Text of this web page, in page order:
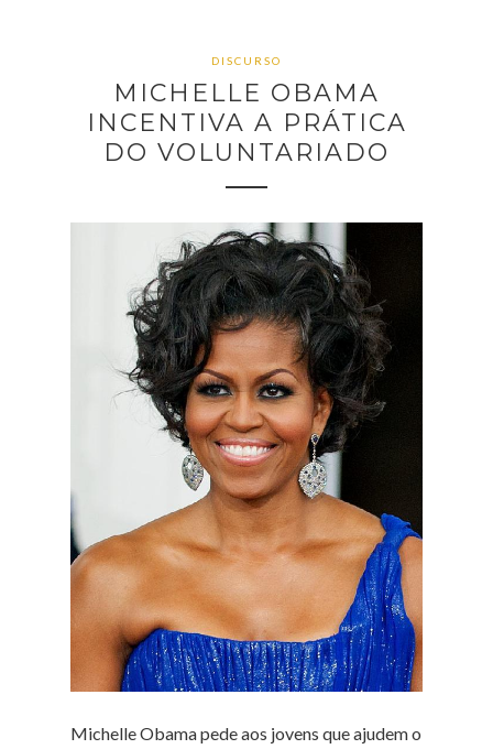
DISCURSO
MICHELLE OBAMA
INCENTIVA A PRÁTICA
DO VOLUNTARIADO
Michelle Obama pede aos jovens que ajudem o